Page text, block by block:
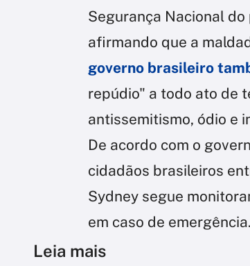
Segurança Nacional
afirmando que a
governo brasileiro
repúdio" a todo ato de
antissemitismo, ódio e
De acordo com o
cidadãos brasileiros
Sydney segue
em caso de emergência.
Leia mais